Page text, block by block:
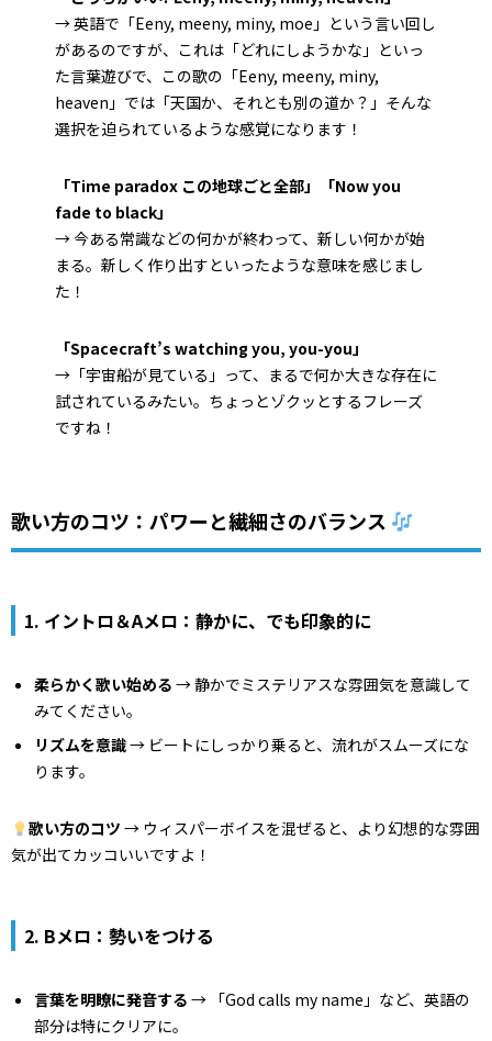
→ 英語で「Eeny, meeny, miny, moe」という言い回し
があるのですが、これは「どれにしようかな」といっ
た言葉遊びで、この歌の「Eeny, meeny, miny,
heaven」では「天国か、それとも別の道か？」そんな
選択を迫られているような感覚になります！
「Time paradox この地球ごと全部」「Now you
fade to black」
→ 今ある常識などの何かが終わって、新しい何かが始
まる。新しく作り出すといったような意味を感じまし
た！
「Spacecraft’s watching you, you-you」
→「宇宙船が見ている」って、まるで何か大きな存在に
試されているみたい。ちょっとゾクッとするフレーズ
ですね！
歌い方のコツ：パワーと繊細さのバランス
1. イントロ＆Aメロ：静かに、でも印象的に
柔らかく歌い始める → 静かでミステリアスな雰囲気を意識して
みてください。
リズムを意識→ ビートにしっかり乗ると、流れがスムーズにな
ります。
歌い方のコツ → ウィスパーボイスを混ぜると、より幻想的な雰囲
気が出てカッコいいですよ！
2. Bメロ：勢いをつける
言葉を明瞭に発音する → 「God calls my name」など、英語の
部分は特にクリアに。